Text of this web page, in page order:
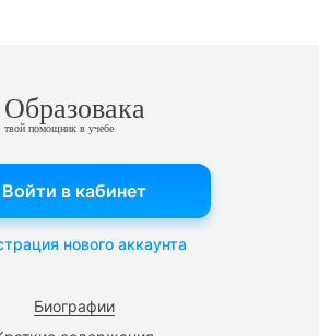
Образовака
твой помощник в учебе
Биографии
Войти в кабинет
нового аккаунта